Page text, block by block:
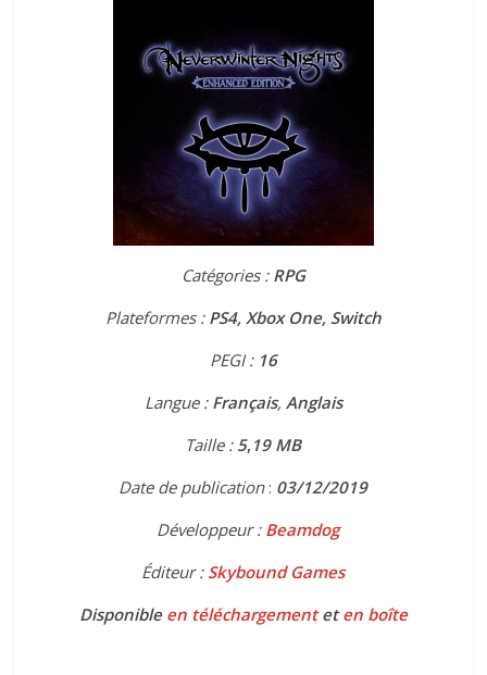
Catégories : RPG
Plateformes : PS4, Xbox One, Switch
PEGI : 16
Langue : Français, Anglais
Taille : 5, 19 MB
Date de publication: 03/12/2019
Développeur : Beamdog
Éditeur : Skybound Games
Disponible en téléchargementeten boîte